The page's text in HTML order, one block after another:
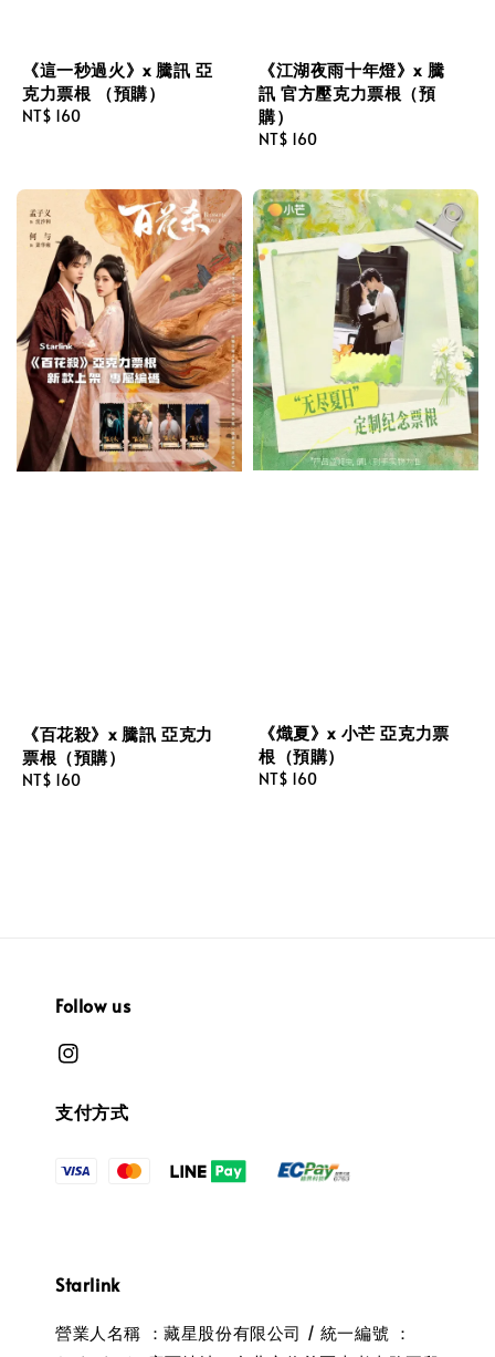
《這一秒過火》x 騰訊 亞
克力票根 （預購）
Regular
NT$ 160
《江湖夜雨十年燈》x 騰
訊 官方壓克力票根（預
購）
Regular
NT$ 160
《百花殺》x 騰訊 亞克力
票根（預購）
Regular
NT$ 160
《熾夏》x 小芒 亞克力票
根（預購）
Regular
NT$ 160
Follow us
支付方式
Starlink
營業人名稱 ：藏星股份有限公司 / 統一編號 ：